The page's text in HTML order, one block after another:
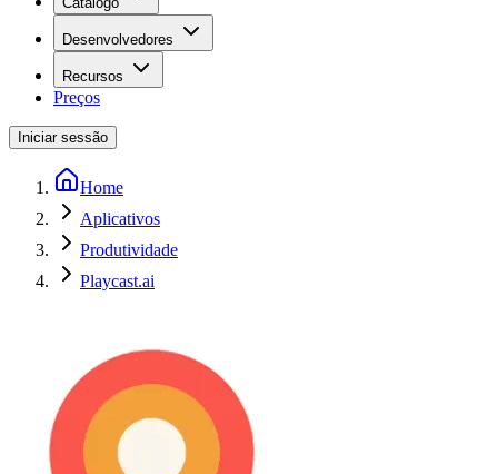
Desenvolvedores
Recursos
Preços
Iniciar sessão
Home
Aplicativos
Produtividade
Playcast.ai